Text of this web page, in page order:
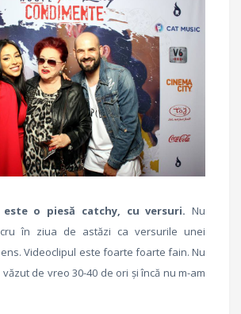
este o piesă catchy, cu versuri. Nu
în ziua de astăzi ca versurile unei
Videoclipul este foarte foarte fain. Nu
de vreo 30-40 de ori și încă nu m-am